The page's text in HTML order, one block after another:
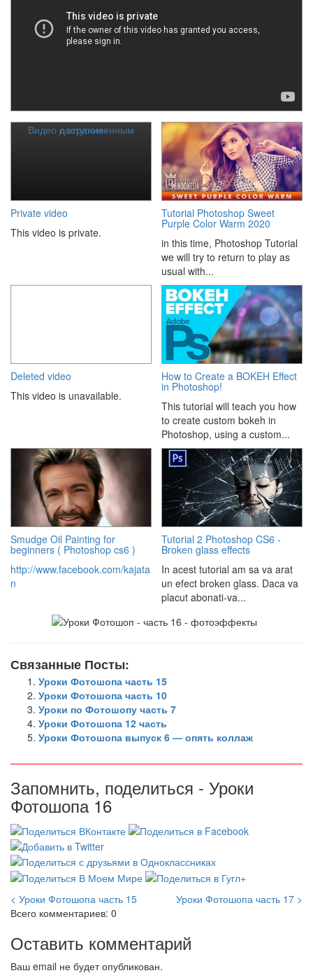
Видео с ограниченным доступом
Private video
This video is private.
Tutorial Photoshop Sweet
Purple Color Warm 2020
in this time, Photoshop Tutorial
we will try to return to play as
usual with...
Deleted video
This video is unavailable.
How to Create a BOKEH Effect
in Photoshop!
This tutorial will teach you how
to create custom bokeh in
Photoshop, using a custom...
Smudge Oil Painting for
beginners ( Photoshop cs6 )
http://www.facebook.com/kajata
n
Tutorial 2 Photoshop CS6 -
Broken glass effects
In acest tutorial am sa va arat
un efect broken glass. Daca va
placut abonati-va...
Связанные Посты:
Уроки Фотошопа часть 15
Уроки Фотошопа часть 10
Уроки по Фотошопу часть 7
Уроки Фотошопа 12 часть
Уроки Фотошопа выпуск 6 — опять коллаж
Запомнить, поделиться - Уроки
Фотошопа 16
< Уроки Фотошопа часть 15
Уроки Фотошопа часть 17 >
Всего комментариев: 0
Оставить комментарий
Ваш email не будет опубликован.